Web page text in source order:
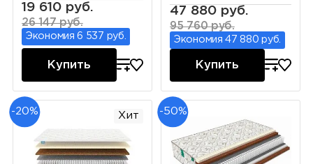
19 610 руб.
26 147 руб.
Экономия 6 537 руб.
Купить
47 880 руб.
95 760 руб.
Экономия 47 880 руб.
Купить
-20% Хит -50%